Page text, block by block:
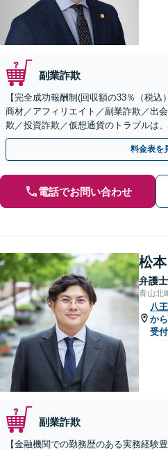
副業詐欺
【完全成功報酬制(回収額の33％（税
商材／アフィリエイト／副業詐欺／出
欺／投資詐欺／仮想通貨のトラブルは
のみで解決も可能！
料金表を
電話でお問い合わせ
松
弁護士
青山北
八
か
受
副業詐欺
【金融機関での勤務歴のある実務経験